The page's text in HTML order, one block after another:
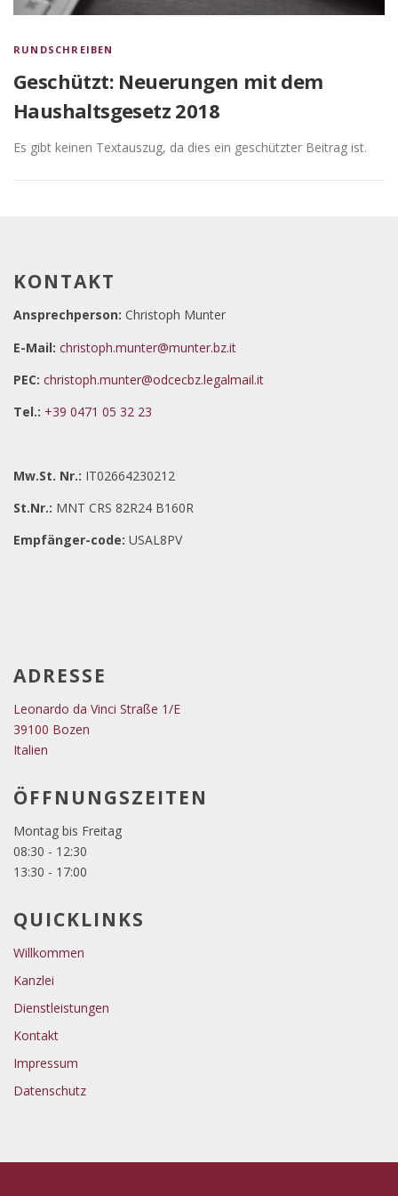
RUNDSCHREIBEN
Geschützt: Neuerungen mit dem
Haushaltsgesetz 2018
Es gibt keinen Textauszug, da dies ein geschützter Beitrag ist.
KONTAKT
Ansprechperson: Christoph Munter
E-Mail: christoph.munter@munter.bz.it
PEC: christoph.munter@odcecbz.legalmail.it
Tel.: +39 0471 05 32 23
Mw.St. Nr.: IT02664230212
St.Nr.: MNT CRS 82R24 B160R
Empfänger-code: USAL8PV
ADRESSE
Leonardo da Vinci Straße 1/E
39100 Bozen
Italien
ÖFFNUNGSZEITEN
Montag bis Freitag
08:30 - 12:30
13:30 - 17:00
QUICKLINKS
Willkommen
Kanzlei
Dienstleistungen
Kontakt
Impressum
Datenschutz